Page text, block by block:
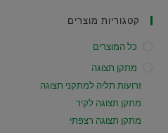
קטגוריות מוצרים
כל המוצרים
מתקן תצוגה
זרועות תליה למתקני תצוגה
מתקן תצוגה לקיר
מתקן תצוגה רצפתי